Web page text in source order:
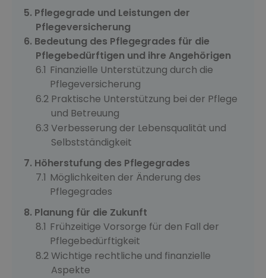
Pflegegrade und Leistungen der
Pflegeversicherung
Bedeutung des Pflegegrades für die
Pflegebedürftigen und ihre Angehörigen
Finanzielle Unterstützung durch die
Pflegeversicherung
Praktische Unterstützung bei der Pflege
und Betreuung
Verbesserung der Lebensqualität und
Selbstständigkeit
Höherstufung des Pflegegrades
Möglichkeiten der Änderung des
Pflegegrades
Planung für die Zukunft
Frühzeitige Vorsorge für den Fall der
Pflegebedürftigkeit
Wichtige rechtliche und finanzielle
Aspekte